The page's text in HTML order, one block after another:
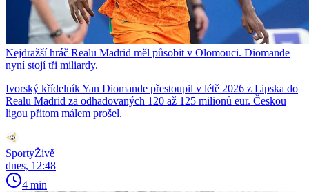
Nejdražší hráč Realu Madrid měl působit v Olomouci. Diomande
nyní stojí tři miliardy.
Ivorský křídelník Yan Diomande přestoupil v létě 2026 z Lipska do
Realu Madrid za odhadovaných 120 až 125 milionů eur. Českou
ligou přitom málem prošel.
SportyŽivě
dnes, 12:48
4 min